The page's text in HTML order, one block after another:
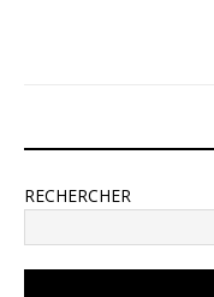
RECHERCHER